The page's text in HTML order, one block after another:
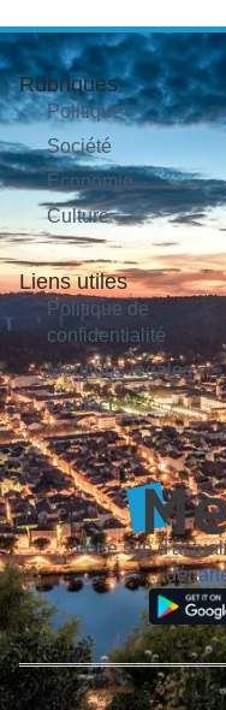
Rubriques
Politique
Société
Économie
Culture
Liens utiles
Politique de
confidentialité
Mentions légales
Contact
Votre site